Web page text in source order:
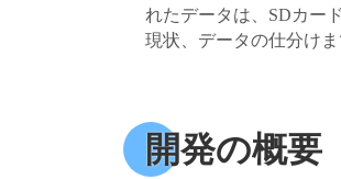
れたデータは、SDカー
現状、データの仕分け
開発の概要